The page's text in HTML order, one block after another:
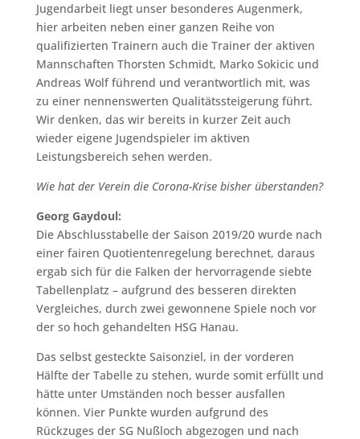
Jugendarbeit liegt unser besonderes Augenmerk,
hier arbeiten neben einer ganzen Reihe von
qualifizierten Trainern auch die Trainer der aktiven
Mannschaften Thorsten Schmidt, Marko Sokicic und
Andreas Wolf führend und verantwortlich mit, was
zu einer nennenswerten Qualitätssteigerung führt.
Wir denken, das wir bereits in kurzer Zeit auch
wieder eigene Jugendspieler im aktiven
Leistungsbereich sehen werden.
Wie hat der Verein die Corona-Krise bisher überstanden?
Georg Gaydoul:
Die Abschlusstabelle der Saison 2019/20 wurde nach
einer fairen Quotientenregelung berechnet, daraus
ergab sich für die Falken der hervorragende siebte
Tabellenplatz – aufgrund des besseren direkten
Vergleiches, durch zwei gewonnene Spiele noch vor
der so hoch gehandelten HSG Hanau.
Das selbst gesteckte Saisonziel, in der vorderen
Hälfte der Tabelle zu stehen, wurde somit erfüllt und
hätte unter Umständen noch besser ausfallen
können. Vier Punkte wurden aufgrund des
Rückzuges der SG Nußloch abgezogen und nach